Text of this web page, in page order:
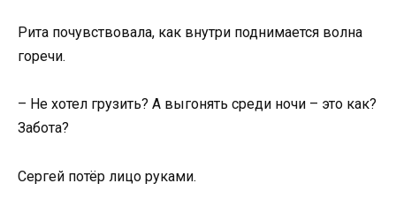
Рита почувствовала, как внутри поднимается волна
горечи.
– Не хотел грузить? А выгонять среди ночи – это как?
Забота?
Сергей потёр лицо руками.